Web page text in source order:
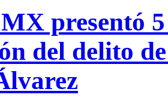
presentó
del delito